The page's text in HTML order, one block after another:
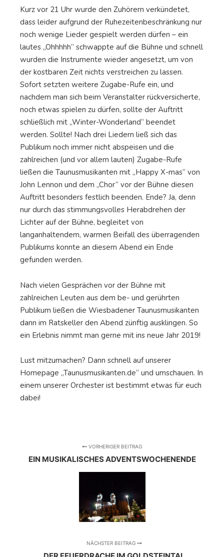
Kurz vor 21 Uhr wurde den Zuhörern verkündetet,
dass leider aufgrund der Ruhezeitenbeschränkung nur
noch wenige Lieder gespielt werden dürfen – ein
lautes „Ohhhhh“ schwappte auf die Bühne und schnell
wurden die Instrumente wieder angesetzt, um von
der kostbaren Zeit nichts verstreichen zu lassen.
Sofort setzten weitere Zugabe-Rufe ein, und
nachdem man sich beim Veranstalter rückversicherte,
noch etwas spielen zu dürfen, sollte der Auftritt
schließlich mit „Winter-Wonderland“ beendet
werden. Sollte! Nach drei Liedern ließ sich das
Publikum noch immer nicht abspeisen und die
zahlreichen (und vor allem lauten) Zugabe-Rufe
ließen die Taunusmusikanten mit „Happy X-mas“ von
John Lennon und dem „Chor“ vor der Bühne diesen
Auftritt besonders festlich beenden. Ende? Ja, denn
nur durch das stimmungsvolles Herabdrehen der
Lichter auf der Bühne, begleitet von
langanhaltendem, warmen Beifall des überragenden
Publikums konnte an diesem Abend ein Ende
gefunden werden.
Nach vielen Gesprächen vor der Bühne mit
zahlreichen Leuten aus dem be- und gerührten
Publikum ließen die Wiesbadener Taunusmusikanten
dann im Ratskeller den Abend zünftig ausklingen. So
ein Erlebnis nimmt man gerne mit ins neue Jahr 2019!
Lust mitzumachen? Dann schnell auf unserer
Homepage „Taunusmusikanten.de“ und umschauen. In
einem unserer Orchester ist bestimmt etwas für euch
dabei!
VORHERIGER BEITRAG
EIN MUSIKALISCHES ADVENTSWOCHENENDE
NÄCHSTER BEITRAG